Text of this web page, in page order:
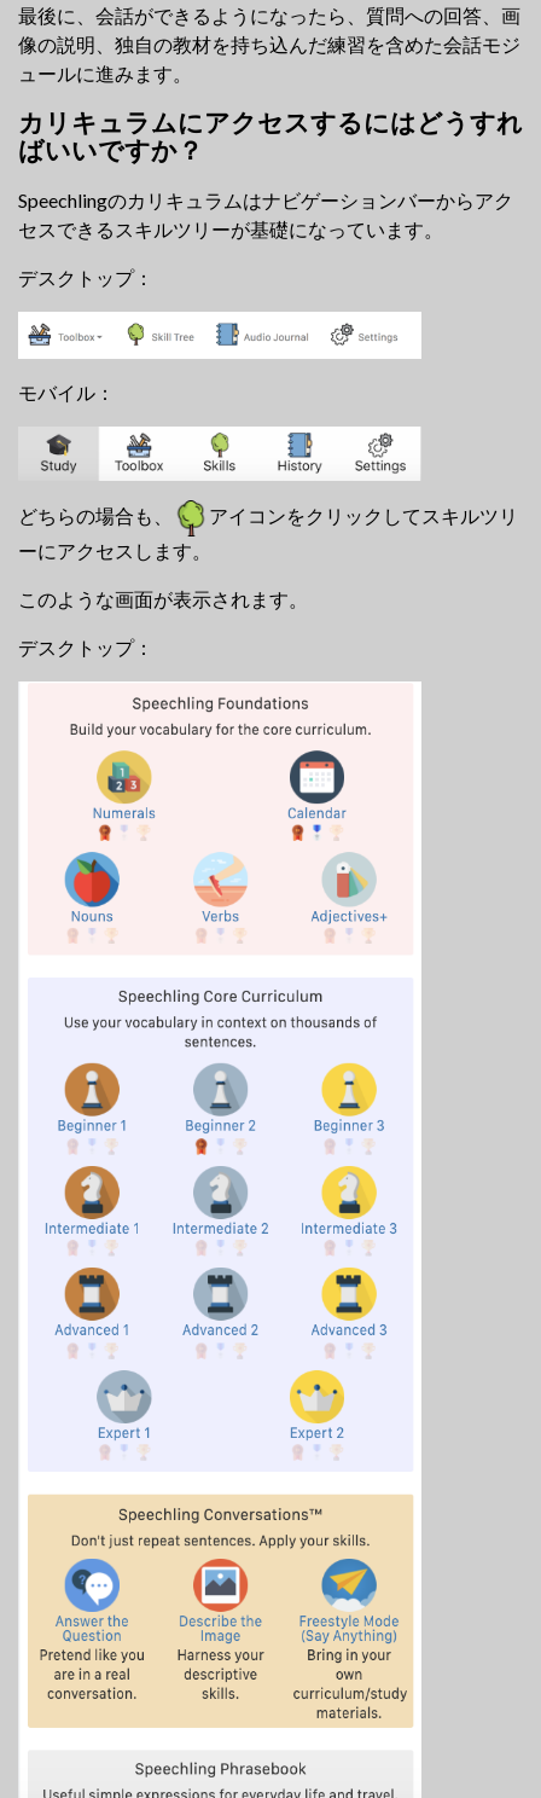
最後に、会話ができるようになったら、質問への回答、画
像の説明、独自の教材を持ち込んだ練習を含めた会話モジ
ュールに進みます。
カリキュラムにアクセスするにはどうすれ
ばいいですか？
Speechlingのカリキュラムはナビゲーションバーからアク
セスできるスキルツリーが基礎になっています。
デスクトップ：
モバイル：
どちらの場合も、
アイコンをクリックしてスキルツリ
ーにアクセスします。
このような画面が表示されます。
デスクトップ：